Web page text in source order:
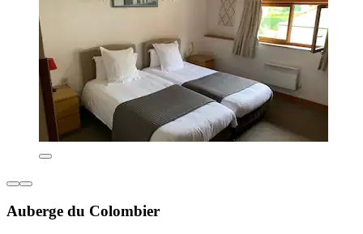
Auberge du Colombier